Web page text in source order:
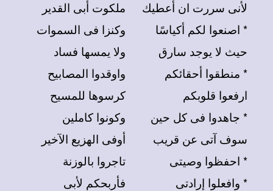
ملكوت أبى القدير
لأنى سررت ان أعطيك
وكنزا فى السموات
* اصنعوا لكم أكياسًا
ولا يمسها فساد
حيث لا يوجد سارق
واوقدوا المصابيح
* منطقوا أحقائكم
كرسوها للمسيح
ارفعوا قلوبكم
وكونوا كاملين
* جاهدوا فى كل حين
أوفى الهزيع الآخير
سوف آتى عن قريب
تاجروا بالوزنة
* احفظوا وصيتى
فأربحكم لأبى
* وافعلوا إرادتى